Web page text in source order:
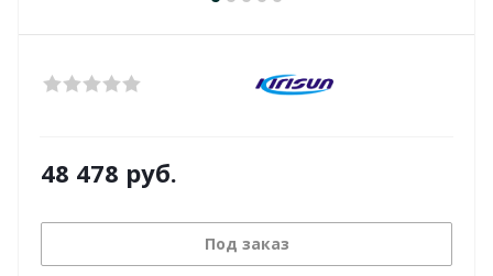
48 478 руб.
Под заказ